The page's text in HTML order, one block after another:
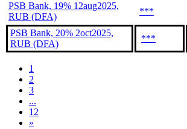
PSB Bank, 19% 12aug2025,
RUB (DFA)
***
PSB Bank, 20% 2oct2025,
RUB (DFA)
***
1
2
3
...
12
»